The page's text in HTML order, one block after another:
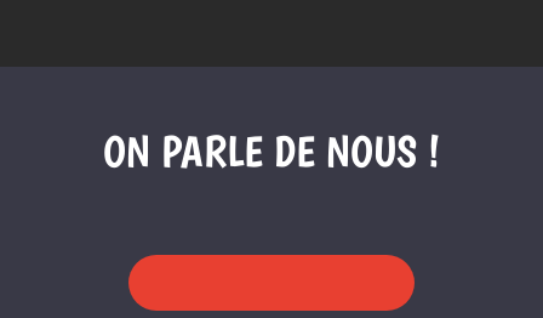
ON PARLE DE NOUS !